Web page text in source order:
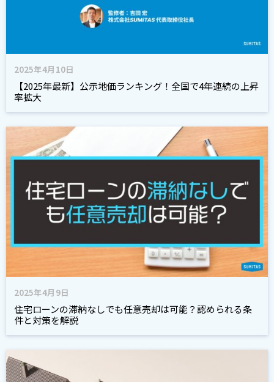
2025年4月10日
【2025年最新】公示地価ランキング！全国で4年連続の上昇
率拡大
2025年4月9日
住宅ローンの滞納なしでも任意売却は可能？認められる条
件と対策を解説